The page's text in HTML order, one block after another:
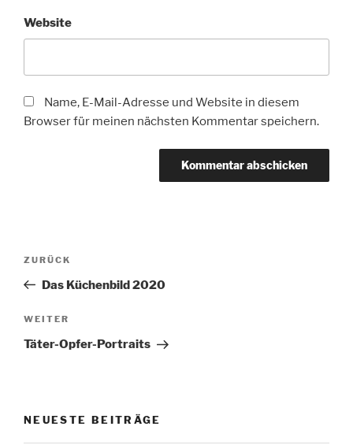
Website
Name, E-Mail-Adresse und Website in diesem
Browser für meinen nächsten Kommentar speichern.
Beitragsnavigation
Vorheriger
Beitrag
ZURÜCK
Das Küchenbild 2020
Nächster
Beitrag
WEITER
Täter-Opfer-Portraits
NEUESTE BEITRÄGE